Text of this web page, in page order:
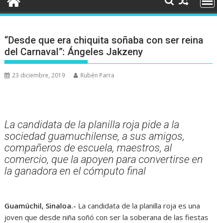
“Desde que era chiquita soñaba con ser reina
del Carnaval”: Ángeles Jakzeny
23 diciembre, 2019 Rubén Parra
La candidata de la planilla roja pide a la
sociedad guamuchilense, a sus amigos,
compañeros de escuela, maestros, al
comercio, que la apoyen para convertirse en
la ganadora en el cómputo final
Guamúchil, Sinaloa.- La candidata de la planilla roja es una
joven que desde niña soñó con ser la soberana de las fiestas